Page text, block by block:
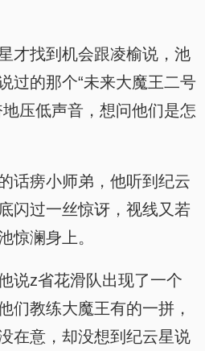
才找到机会跟凌榆说，池
过的那个“未来大魔王二号
压低声音，想问他们是怎
话痨小师弟，他听到纪云
闪过一丝惊讶，视线又若
惊澜身上。
说z省花滑队出现了一个
们教练大魔王有的一拼，
在意，却没想到纪云星说